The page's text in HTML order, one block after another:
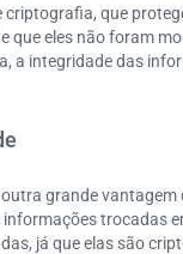
criptografia, que
que eles não foram
a integridade das
grande vantagem
informações trocadas
já que elas são